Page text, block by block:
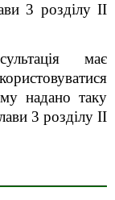
3 розділу ІІ
має
надано таку
3 розділу ІІ